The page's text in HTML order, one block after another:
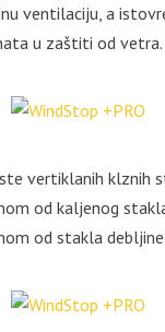
ventilaciju, a
u zaštiti od vetra.
vertiklanih klznih
od kaljenog
od stakla